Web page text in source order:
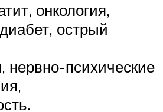
онкология,
острый
нервно-психические